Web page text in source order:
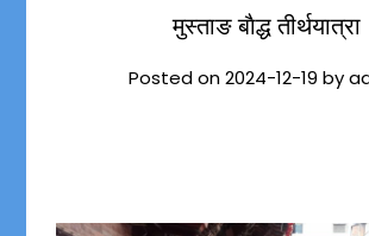
मुस्ताङ बाैद्ध तीर्थयात्रा
Posted on2024-12-19 by